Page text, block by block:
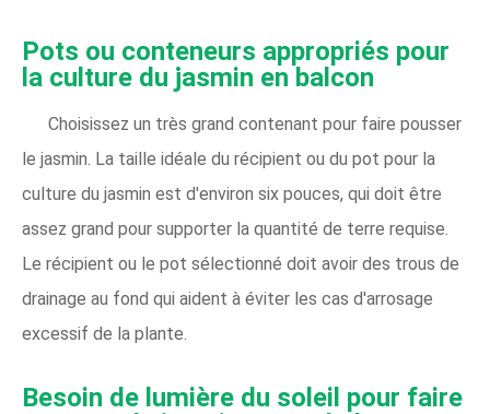
Pots ou conteneurs appropriés pour
la culture du jasmin en balcon
Choisissez un très grand contenant pour faire pousser
le jasmin. La taille idéale du récipient ou du pot pour la
culture du jasmin est d'environ six pouces, qui doit être
assez grand pour supporter la quantité de terre requise.
Le récipient ou le pot sélectionné doit avoir des trous de
drainage au fond qui aident à éviter les cas d'arrosage
excessif de la plante.
Besoin de lumière du soleil pour faire